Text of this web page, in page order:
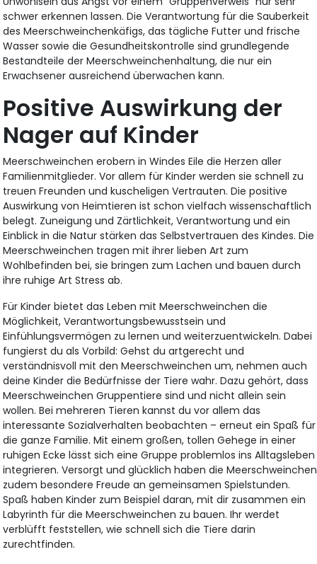
schwer erkennen lassen. Die Verantwortung für die Sauberkeit
des Meerschweinchenkäfigs, das tägliche Futter und frische
Wasser sowie die Gesundheitskontrolle sind grundlegende
Bestandteile der Meerschweinchenhaltung, die nur ein
Erwachsener ausreichend überwachen kann.
Positive Auswirkung der
Nager auf Kinder
Meerschweinchen erobern in Windes Eile die Herzen aller
Familienmitglieder. Vor allem für Kinder werden sie schnell zu
treuen Freunden und kuscheligen Vertrauten. Die positive
Auswirkung von Heimtieren ist schon vielfach wissenschaftlich
belegt. Zuneigung und Zärtlichkeit, Verantwortung und ein
Einblick in die Natur stärken das Selbstvertrauen des Kindes. Die
Meerschweinchen tragen mit ihrer lieben Art zum
Wohlbefinden bei, sie bringen zum Lachen und bauen durch
ihre ruhige Art Stress ab.
Für Kinder bietet das Leben mit Meerschweinchen die
Möglichkeit, Verantwortungsbewusstsein und
Einfühlungsvermögen zu lernen und weiterzuentwickeln. Dabei
fungierst du als Vorbild: Gehst du artgerecht und
verständnisvoll mit den Meerschweinchen um, nehmen auch
deine Kinder die Bedürfnisse der Tiere wahr. Dazu gehört, dass
Meerschweinchen Gruppentiere sind und nicht allein sein
wollen. Bei mehreren Tieren kannst du vor allem das
interessante Sozialverhalten beobachten – erneut ein Spaß für
die ganze Familie. Mit einem großen, tollen Gehege in einer
ruhigen Ecke lässt sich eine Gruppe problemlos ins Alltagsleben
integrieren. Versorgt und glücklich haben die Meerschweinchen
zudem besondere Freude an gemeinsamen Spielstunden.
Spaß haben Kinder zum Beispiel daran, mit dir zusammen ein
Labyrinth für die Meerschweinchen zu bauen. Ihr werdet
verblüfft feststellen, wie schnell sich die Tiere darin
zurechtfinden.